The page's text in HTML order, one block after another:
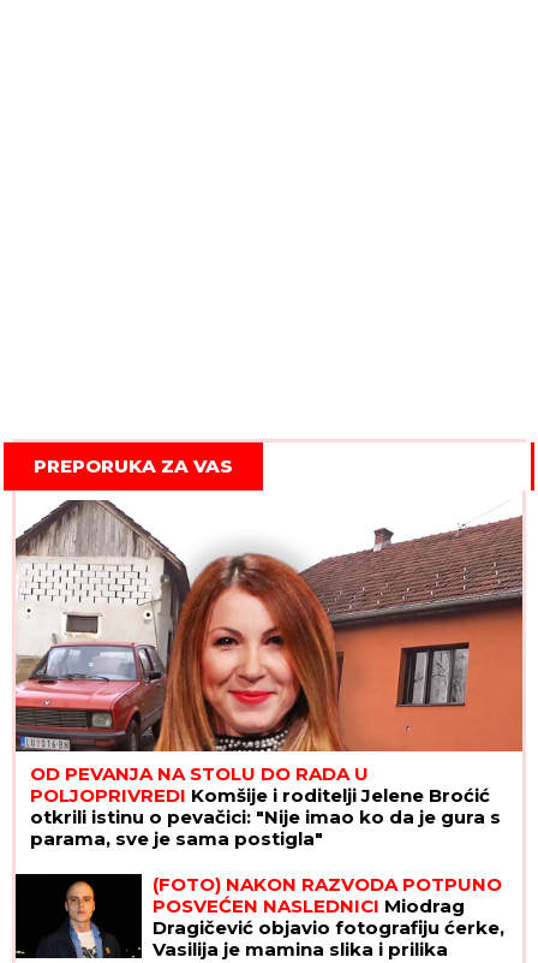
PREPORUKA ZA VAS
OD PEVANJA NA STOLU DO RADA U
POLJOPRIVREDI Komšije i roditelji Jelene Broćić
otkrili istinu o pevačici: "Nije imao ko da je gura s
parama, sve je sama postigla"
(FOTO) NAKON RAZVODA POTPUNO
POSVEĆEN NASLEDNICI Miodrag
Dragičević objavio fotografiju ćerke,
Vasilija je mamina slika i prilika